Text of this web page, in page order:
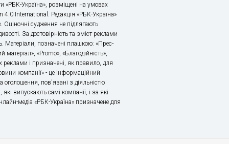
«РБК-Україна», розміщені на умовах
4.0 International. Редакція «РБК-Україна»
Оціночні судження не підлягають
За достовірність та зміст реклами
Матеріали, позначені плашкою: «Прес-
матеріал», «Promo», «Благодійність»,
і призначені, як правило, для
компанії» - це інформаційний
пов'язані з діяльністю
випускають самі компанії, і за які
медіа «РБК-Україна» призначене для